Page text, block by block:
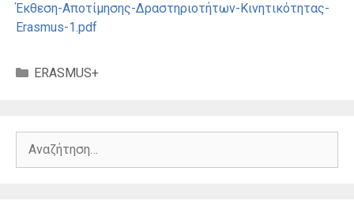
Έκθεση-Αποτίμησης-Δραστηριοτήτων-Κινητικότητας-
Erasmus-1.pdf
Κατηγορίες
ERASMUS+
Αναζήτηση